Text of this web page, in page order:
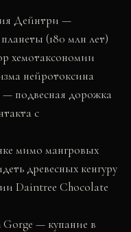
Дейнтри —
(180 млн лет)
хемотаксономии
нейротоксина
подвесная дорожка
с
мимо мангровых
древесных кенгуру
Daintree Chocolate
Gorge — купание в